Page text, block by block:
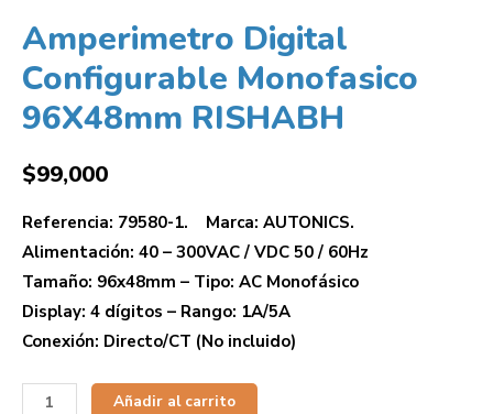
Amperimetro Digital
Configurable Monofasico
96X48mm RISHABH
$99,000
Referencia: 79580-1. Marca: AUTONICS.
Alimentación: 40 – 300VAC / VDC 50 / 60Hz
Tamaño: 96x48mm – Tipo: AC Monofásico
Display: 4 dígitos – Rango: 1A/5A
Conexión: Directo/CT (No incluido)
Añadir al carrito